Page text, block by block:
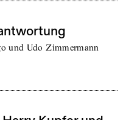
und Udo Zimmermann